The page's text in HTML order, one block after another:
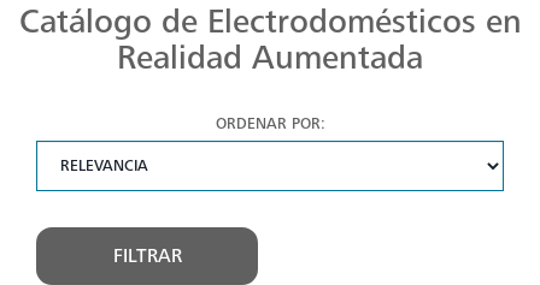
Catálogo de Electrodomésticos en
Realidad Aumentada
ORDENAR POR:
FILTRAR